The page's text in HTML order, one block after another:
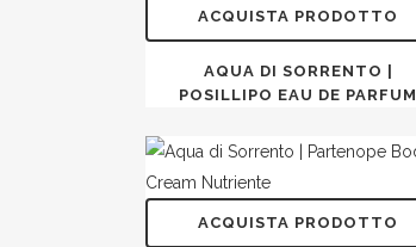
ACQUISTA PRODOTTO
AQUA DI SORRENTO |
POSILLIPO EAU DE PARFUM
ACQUISTA PRODOTTO